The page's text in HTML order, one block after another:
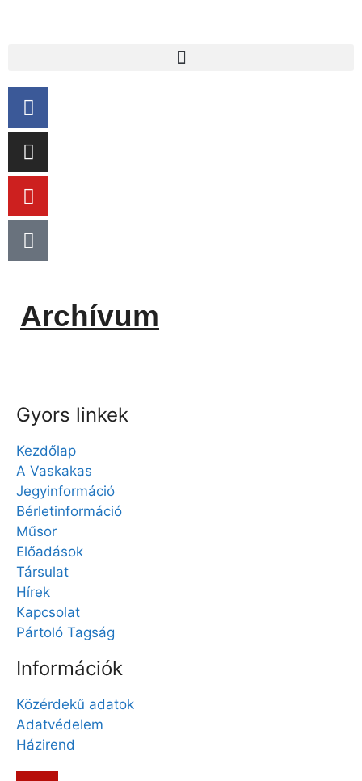
Archívum
Gyors linkek
Kezdőlap
A Vaskakas
Jegyinformáció
Bérletinformáció
Műsor
Előadások
Társulat
Hírek
Kapcsolat
Pártoló Tagság
Információk
Közérdekű adatok
Adatvédelem
Házirend